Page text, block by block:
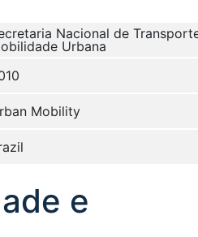
Nacional de
Urbana
Mobility
e